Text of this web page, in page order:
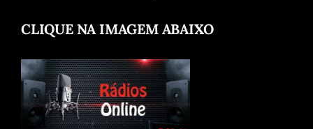
CLIQUE NA IMAGEM ABAIXO